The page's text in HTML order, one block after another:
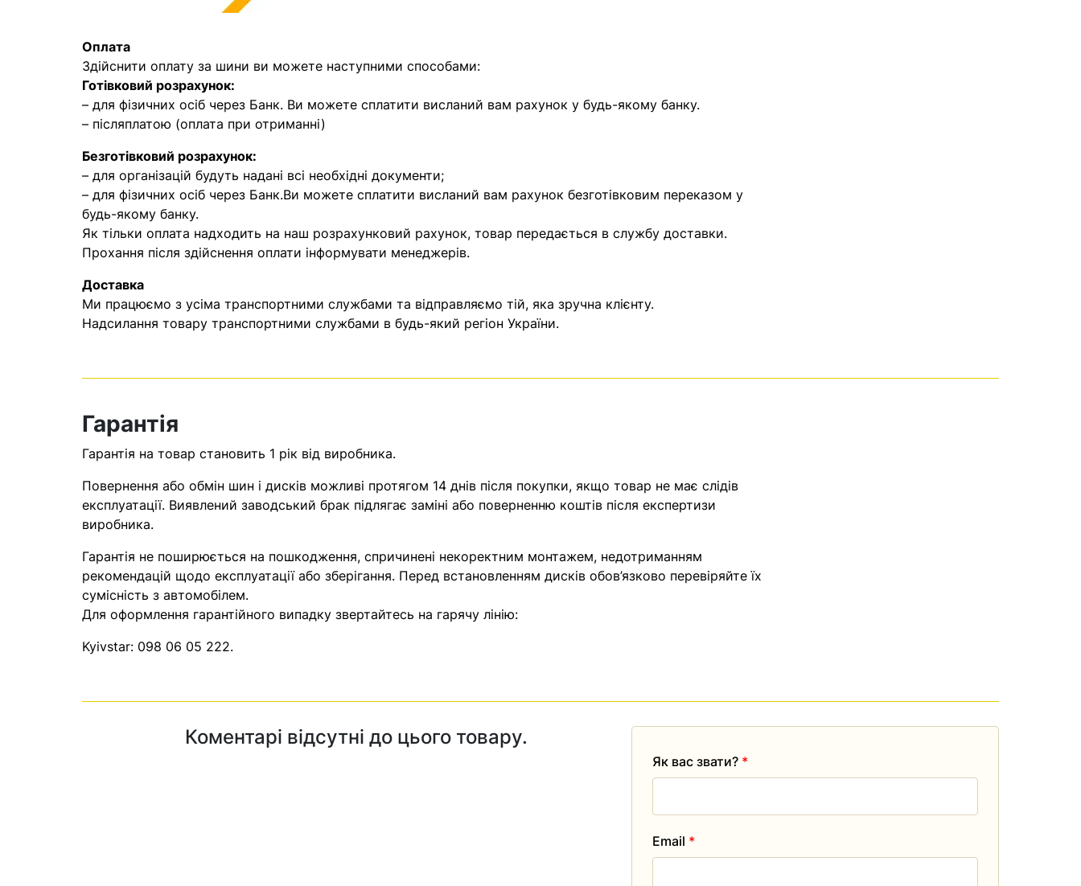
Оплата
Здійснити оплату за шини ви можете наступними способами:
Готівковий розрахунок:
– для фізичних осіб через Банк. Ви можете сплатити висланий вам рахунок у будь-якому банку.
– післяплатою (оплата при отриманні)
Безготівковий розрахунок:
– для організацій будуть надані всі необхідні документи;
– для фізичних осіб через Банк.Ви можете сплатити висланий вам рахунок безготівковим переказом у
будь-якому банку.
Як тільки оплата надходить на наш розрахунковий рахунок, товар передається в службу доставки.
Прохання після здійснення оплати інформувати менеджерів.
Доставка
Ми працюємо з усіма транспортними службами та відправляємо тій, яка зручна клієнту.
Надсилання товару транспортними службами в будь-який регіон України.
Гарантія
Гарантія на товар становить 1 рік від виробника.
Повернення або обмін шин і дисків можливі протягом 14 днів після покупки, якщо товар не має слідів
експлуатації. Виявлений заводський брак підлягає заміні або поверненню коштів після експертизи
виробника.
Гарантія не поширюється на пошкодження, спричинені некоректним монтажем, недотриманням
рекомендацій щодо експлуатації або зберігання. Перед встановленням дисків обов’язково перевіряйте їх
сумісність з автомобілем.
Для оформлення гарантійного випадку звертайтесь на гарячу лінію:
Kyivstar: 098 06 05 222.
Коментарі відсутні до цього товару.
Як вас звати? *
Email *